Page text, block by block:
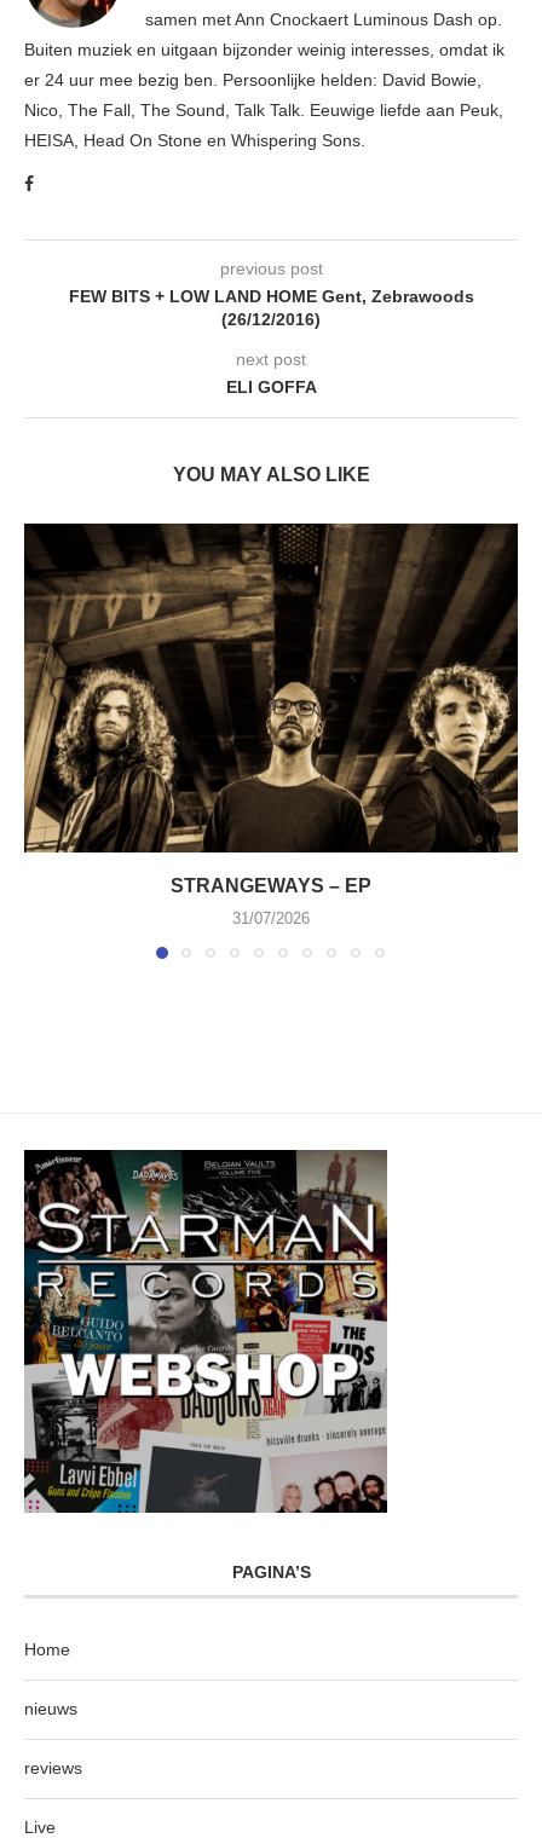
samen met Ann Cnockaert Luminous Dash op.
Buiten muziek en uitgaan bijzonder weinig interesses, omdat ik
er 24 uur mee bezig ben. Persoonlijke helden: David Bowie,
Nico, The Fall, The Sound, Talk Talk. Eeuwige liefde aan Peuk,
HEISA, Head On Stone en Whispering Sons.
previous post
FEW BITS + LOW LAND HOME Gent, Zebrawoods
(26/12/2016)
next post
ELI GOFFA
YOU MAY ALSO LIKE
STRANGEWAYS – EP
31/07/2026
PAGINA’S
Home
nieuws
reviews
Live